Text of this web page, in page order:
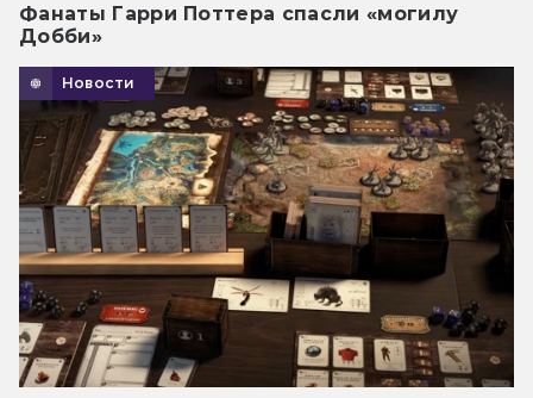
Фанаты Гарри Поттера спасли «могилу
Добби»
Новости